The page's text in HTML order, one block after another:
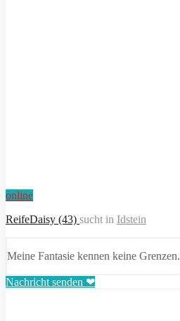
online
ReifeDaisy (43) sucht in Idstein
Meine Fantasie kennen keine Grenzen.
Nachricht senden ❤